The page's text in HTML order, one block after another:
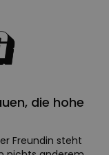
die hohe
Freundin steht